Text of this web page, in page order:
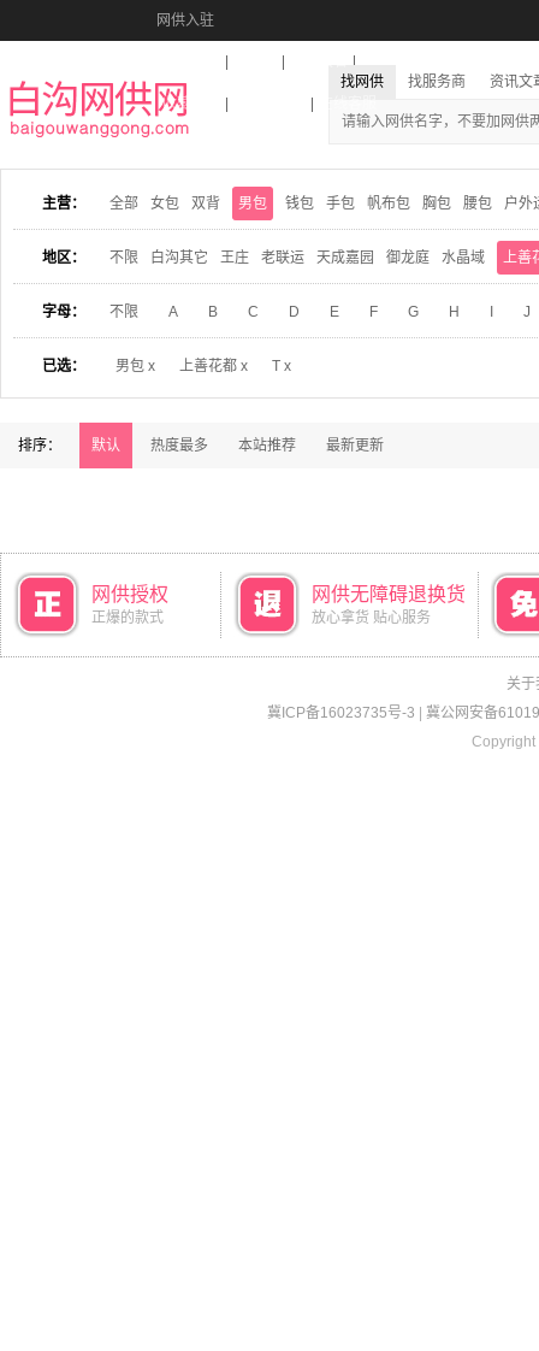
网供入驻
收藏本站
找网供 找服务商 资讯文
主营： 全部 女包 双背 男包 钱包 手包 帆布包 胸包 腰包 户外
地区： 不限 白沟其它 王庄 老联运 天成嘉园 御龙庭 水晶域 上善
字母： 不限 A B C D E F G H J
已选： 男包 x 上善花都 x T x
排序： 默认 热度最多 本站推荐 最新更新
网供授权
正爆的款式
网供无障碍退换货
放心拿货 贴心服务
关于
冀ICP备16023735号-3
冀公网安备